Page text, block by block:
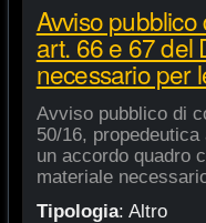
Avviso
art. 66 e 67 del
necessario per
Avviso pubblico di
50/16,
un accordo quadro
materiale
Tipologia: Altro